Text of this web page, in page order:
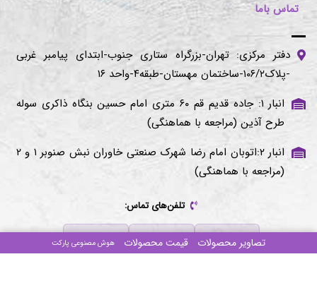
تماس باما
دفتر مرکزی: تهران-بزرگراه ستاری جنوب-ابتدای پیامبر غربی
-پلاک۱۰۶/۲-ساختمان مهستان-طبقه۴-واحد ۱۶
انبار ۱: جاده قدیم قم ۶۰ متری امام حسین بنگاه ذاکری سوله
طرح آذین (مراجعه با هماهنگی)
انبار ۲:اتوبان امام رضا شهرک صنعتی خاوران نبش صنوبر ۱ و ۲
(مراجعه با هماهنگی)
تلفن‌های تماس:
۰۲۱-۴۴۰۱۹۳۸۲ ۰۲۱-۴۴۰۱۹۳۴۴ ۰۲۱-۴۴۰۱۶۷۸۶ تصاویر محصولات قیمت محصولات هوش مصنوعی پارکت